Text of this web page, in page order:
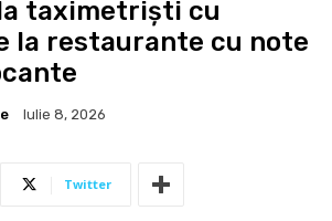
taximetriști cu
la restaurante cu note
Iulie 8, 2026
Twitter